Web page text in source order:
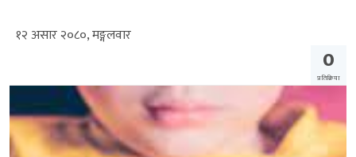
१२ असार २०८०, मङ्गलवार
0
प्रतिक्रिया